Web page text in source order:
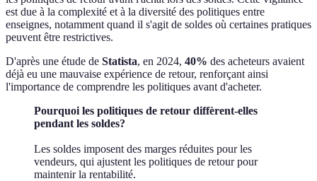
est due à la complexité et à la diversité des politiques entre
enseignes, notamment quand il s'agit de soldes où certaines pratiques
peuvent être restrictives.
D'après une étude de Statista, en 2024, 40% des acheteurs avaient
déjà eu une mauvaise expérience de retour, renforçant ainsi
l'importance de comprendre les politiques avant d'acheter.
Pourquoi les politiques de retour diffèrent-elles
pendant les soldes?
Les soldes imposent des marges réduites pour les
vendeurs, qui ajustent les politiques de retour pour
maintenir la rentabilité.